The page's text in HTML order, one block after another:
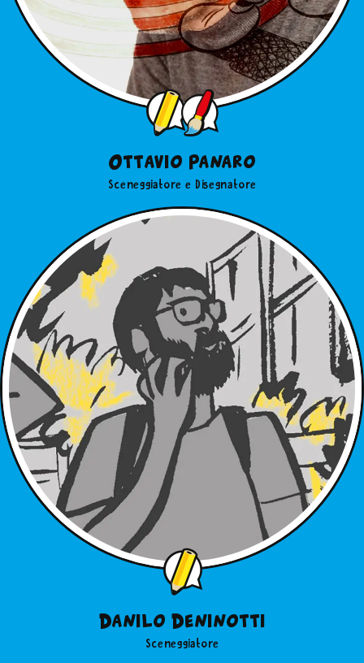
Ottavio Panaro
Sceneggiatore e Disegnatore
Danilo Deninotti
Sceneggiatore